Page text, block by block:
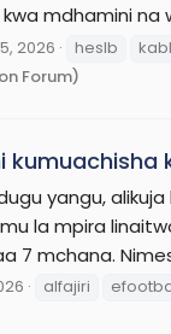
mdhamini na
2026 heslb
Forum)
kumuachisha
yangu,
la mpira
7 mchana.
alfajiri